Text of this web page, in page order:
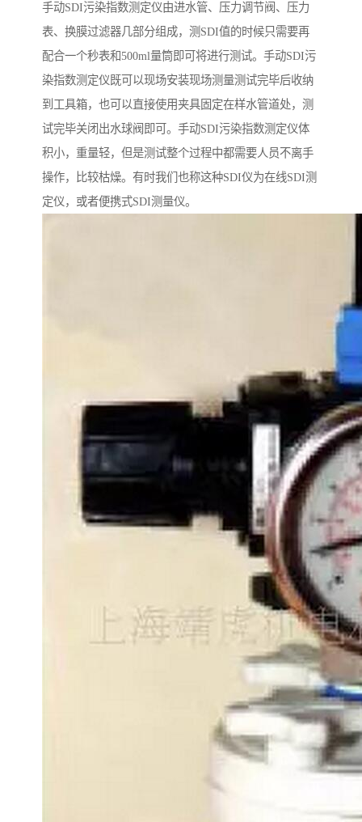
手动SDI污染指数测定仪由进水管、压力调节阀、压力
表、换膜过滤器几部分组成，测SDI值的时候只需要再
配合一个秒表和500ml量筒即可将进行测试。手动SDI污
染指数测定仪既可以现场安装现场测量测试完毕后收纳
到工具箱，也可以直接使用夹具固定在样水管道处，测
试完毕关闭出水球阀即可。手动SDI污染指数测定仪体
积小，重量轻，但是测试整个过程中都需要人员不离手
操作，比较枯燥。有时我们也称这种SDI仪为在线SDI测
定仪，或者便携式SDI测量仪。